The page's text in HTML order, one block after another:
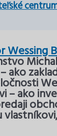
Wessing
ako
– ako